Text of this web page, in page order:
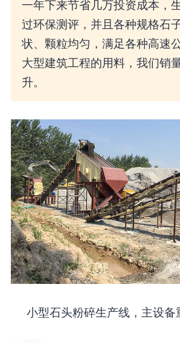
一年下来节省几万投资成本，
过环保测评，并且各种规格石
状、颗粒均匀，满足各种高速
大型建筑工程的用料，我们销
升。
小型石头粉碎生产线，主设备